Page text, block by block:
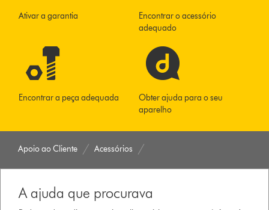
Ativar a garantia
Encontrar o acessório
adequado
Encontrar a peça adequada
Obter ajuda para o seu
aparelho
Apoio ao Cliente Acessórios
A ajuda que procurava